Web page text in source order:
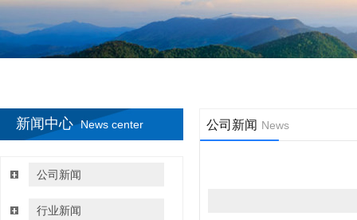
新闻中心 News center
公司新闻
行业新闻
公司新闻 News